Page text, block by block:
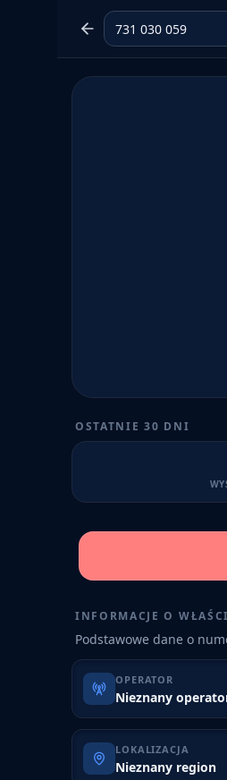
OSTATNIE 30 DNI
INFORMACJE O
Podstawowe dane o
OPERATOR
Nieznany
LOKALIZACJA
Nieznany region